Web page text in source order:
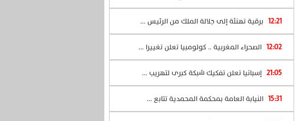
12:21 برقية تهنئة إلى جلالة الملك من الرئيس ...
12:02 الصحراء المغربية .. كولومبيا تعلن تغييرا ...
21:05 إسبانيا تعلن تفكيك شبكة كبرى لتهريب ...
15:31 النيابة العامة بمحكمة المحمدية تتابع ...